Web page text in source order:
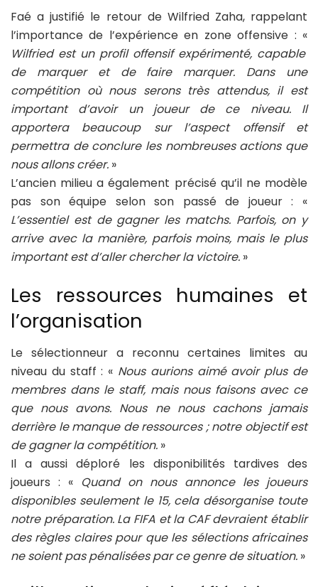
Faé a justifié le retour de Wilfried Zaha, rappelant
l’importance de l’expérience en zone offensive : «
Wilfried est un profil offensif expérimenté, capable
de marquer et de faire marquer. Dans une
compétition où nous serons très attendus, il est
important d’avoir un joueur de ce niveau. Il
apportera beaucoup sur l’aspect offensif et
permettra de conclure les nombreuses actions que
nous allons créer. »
L’ancien milieu a également précisé qu’il ne modèle
pas son équipe selon son passé de joueur : «
L’essentiel est de gagner les matchs. Parfois, on y
arrive avec la manière, parfois moins, mais le plus
important est d’aller chercher la victoire. »
Les ressources humaines et
l’organisation
Le sélectionneur a reconnu certaines limites au
niveau du staff : « Nous aurions aimé avoir plus de
membres dans le staff, mais nous faisons avec ce
que nous avons. Nous ne nous cachons jamais
derrière le manque de ressources ; notre objectif est
de gagner la compétition. »
Il a aussi déploré les disponibilités tardives des
joueurs : « Quand on nous annonce les joueurs
disponibles seulement le 15, cela désorganise toute
notre préparation. La FIFA et la CAF devraient établir
des règles claires pour que les sélections africaines
ne soient pas pénalisées par ce genre de situation. »